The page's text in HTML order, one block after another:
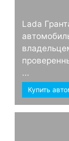
Lada
...
Купить